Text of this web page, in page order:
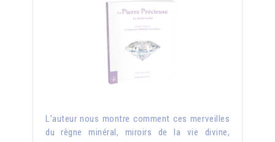
L’auteur nous montre comment ces merveilles
du règne minéral, miroirs de la vie divine,